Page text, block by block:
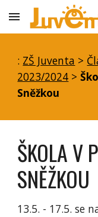
Skip to main content
: ZŠ Juventa >
2023/2024 >
Sněžkou
ŠKOLA V
SNĚŽKOU
13.5. - 17.5. se